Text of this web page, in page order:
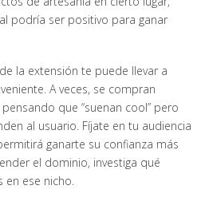
podría ser positivo para ganar
la extensión te puede llevar a
A veces, se compran
que “suenan cool” pero
al usuario. Fíjate en tu audiencia
ganarte su confianza más
el dominio, investiga qué
en ese nicho.